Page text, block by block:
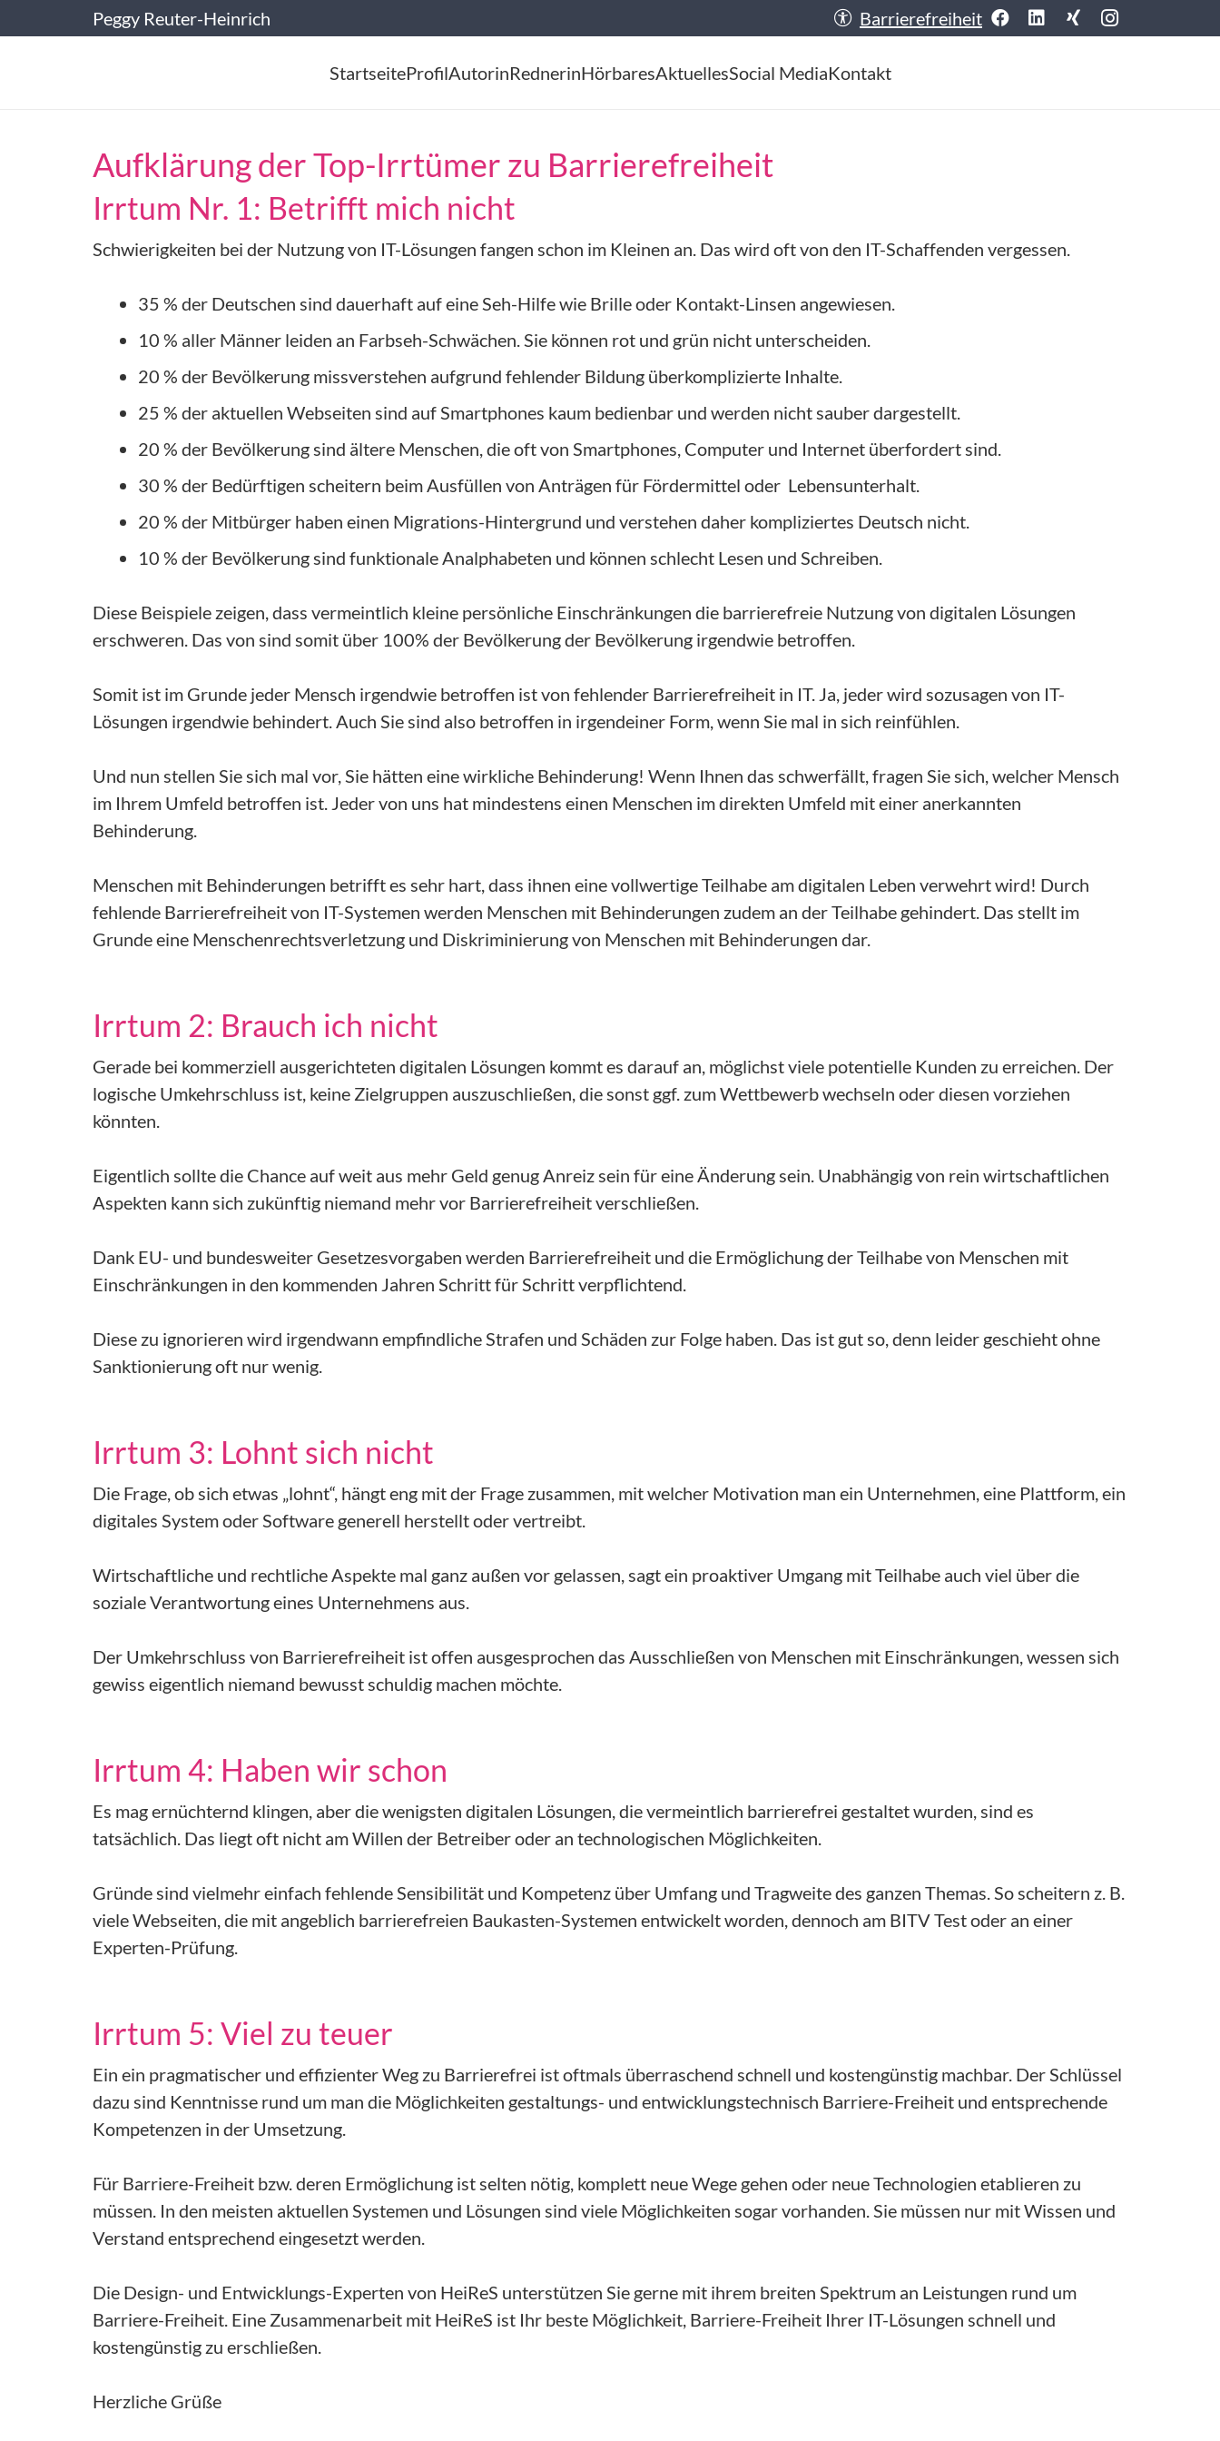
Peggy Reuter-Heinrich Barrierefreiheit
StartseiteProfilAutorinRednerinHörbaresAktuellesSocial MediaKontakt
Aufklärung der Top-Irrtümer zu Barrierefreiheit
Irrtum Nr. 1: Betrifft mich nicht
Schwierigkeiten bei der Nutzung von IT-Lösungen fangen schon im Kleinen an. Das wird oft von den IT-Schaffenden vergessen.
35 % der Deutschen sind dauerhaft auf eine Seh-Hilfe wie Brille oder Kontakt-Linsen angewiesen.
10 % aller Männer leiden an Farbseh-Schwächen. Sie können rot und grün nicht unterscheiden.
20 % der Bevölkerung missverstehen aufgrund fehlender Bildung überkomplizierte Inhalte.
25 % der aktuellen Webseiten sind auf Smartphones kaum bedienbar und werden nicht sauber dargestellt.
20 % der Bevölkerung sind ältere Menschen, die oft von Smartphones, Computer und Internet überfordert sind.
30 % der Bedürftigen scheitern beim Ausfüllen von Anträgen für Fördermittel oder Lebensunterhalt.
20 % der Mitbürger haben einen Migrations-Hintergrund und verstehen daher kompliziertes Deutsch nicht.
10 % der Bevölkerung sind funktionale Analphabeten und können schlecht Lesen und Schreiben.
Diese Beispiele zeigen, dass vermeintlich kleine persönliche Einschränkungen die barrierefreie Nutzung von digitalen Lösungen
erschweren. Das von sind somit über 100% der Bevölkerung der Bevölkerung irgendwie betroffen.
Somit ist im Grunde jeder Mensch irgendwie betroffen ist von fehlender Barrierefreiheit in IT. Ja, jeder wird sozusagen von IT-
Lösungen irgendwie behindert. Auch Sie sind also betroffen in irgendeiner Form, wenn Sie mal in sich reinfühlen.
Und nun stellen Sie sich mal vor, Sie hätten eine wirkliche Behinderung! Wenn Ihnen das schwerfällt, fragen Sie sich, welcher Mensch
im Ihrem Umfeld betroffen ist. Jeder von uns hat mindestens einen Menschen im direkten Umfeld mit einer anerkannten
Behinderung.
Menschen mit Behinderungen betrifft es sehr hart, dass ihnen eine vollwertige Teilhabe am digitalen Leben verwehrt wird! Durch
fehlende Barrierefreiheit von IT-Systemen werden Menschen mit Behinderungen zudem an der Teilhabe gehindert. Das stellt im
Grunde eine Menschenrechtsverletzung und Diskriminierung von Menschen mit Behinderungen dar.
Irrtum 2: Brauch ich nicht
Gerade bei kommerziell ausgerichteten digitalen Lösungen kommt es darauf an, möglichst viele potentielle Kunden zu erreichen. Der
logische Umkehrschluss ist, keine Zielgruppen auszuschließen, die sonst ggf. zum Wettbewerb wechseln oder diesen vorziehen
könnten.
Eigentlich sollte die Chance auf weit aus mehr Geld genug Anreiz sein für eine Änderung sein. Unabhängig von rein wirtschaftlichen
Aspekten kann sich zukünftig niemand mehr vor Barrierefreiheit verschließen.
Dank EU- und bundesweiter Gesetzesvorgaben werden Barrierefreiheit und die Ermöglichung der Teilhabe von Menschen mit
Einschränkungen in den kommenden Jahren Schritt für Schritt verpflichtend.
Diese zu ignorieren wird irgendwann empfindliche Strafen und Schäden zur Folge haben. Das ist gut so, denn leider geschieht ohne
Sanktionierung oft nur wenig.
Irrtum 3: Lohnt sich nicht
Die Frage, ob sich etwas „lohnt“, hängt eng mit der Frage zusammen, mit welcher Motivation man ein Unternehmen, eine Plattform, ein
digitales System oder Software generell herstellt oder vertreibt.
Wirtschaftliche und rechtliche Aspekte mal ganz außen vor gelassen, sagt ein proaktiver Umgang mit Teilhabe auch viel über die
soziale Verantwortung eines Unternehmens aus.
Der Umkehrschluss von Barrierefreiheit ist offen ausgesprochen das Ausschließen von Menschen mit Einschränkungen, wessen sich
gewiss eigentlich niemand bewusst schuldig machen möchte.
Irrtum 4: Haben wir schon
Es mag ernüchternd klingen, aber die wenigsten digitalen Lösungen, die vermeintlich barrierefrei gestaltet wurden, sind es
tatsächlich. Das liegt oft nicht am Willen der Betreiber oder an technologischen Möglichkeiten.
Gründe sind vielmehr einfach fehlende Sensibilität und Kompetenz über Umfang und Tragweite des ganzen Themas. So scheitern z. B.
viele Webseiten, die mit angeblich barrierefreien Baukasten-Systemen entwickelt worden, dennoch am BITV Test oder an einer
Experten-Prüfung.
Irrtum 5: Viel zu teuer
Ein ein pragmatischer und effizienter Weg zu Barrierefrei ist oftmals überraschend schnell und kostengünstig machbar. Der Schlüssel
dazu sind Kenntnisse rund um man die Möglichkeiten gestaltungs- und entwicklungstechnisch Barriere-Freiheit und entsprechende
Kompetenzen in der Umsetzung.
Für Barriere-Freiheit bzw. deren Ermöglichung ist selten nötig, komplett neue Wege gehen oder neue Technologien etablieren zu
müssen. In den meisten aktuellen Systemen und Lösungen sind viele Möglichkeiten sogar vorhanden. Sie müssen nur mit Wissen und
Verstand entsprechend eingesetzt werden.
Die Design- und Entwicklungs-Experten von HeiReS unterstützen Sie gerne mit ihrem breiten Spektrum an Leistungen rund um
Barriere-Freiheit. Eine Zusammenarbeit mit HeiReS ist Ihr beste Möglichkeit, Barriere-Freiheit Ihrer IT-Lösungen schnell und
kostengünstig zu erschließen.
Herzliche Grüße